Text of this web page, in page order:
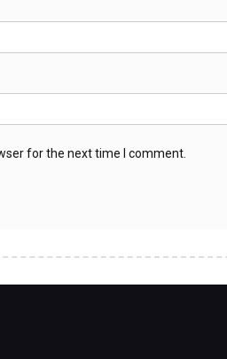
for the next time I comment.